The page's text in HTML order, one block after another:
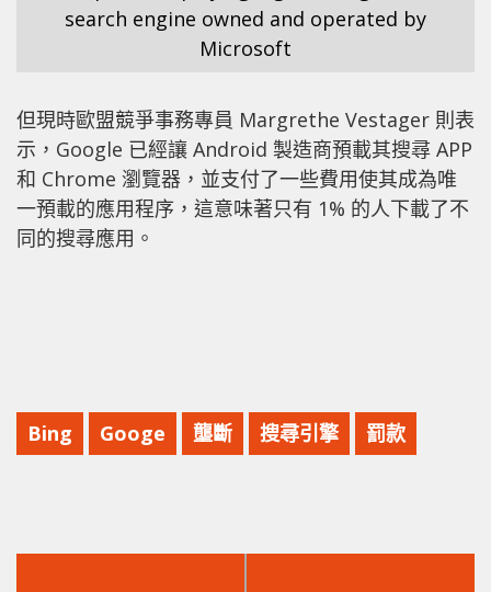
search engine owned and operated by
Microsoft
但現時歐盟競爭事務專員 Margrethe Vestager 則表
示，Google 已經讓 Android 製造商預載其搜尋 APP
和 Chrome 瀏覽器，並支付了一些費用使其成為唯
一預載的應用程序，這意味著只有 1% 的人下載了不
同的搜尋應用。
Bing Googe 壟斷 搜尋引擎 罰款